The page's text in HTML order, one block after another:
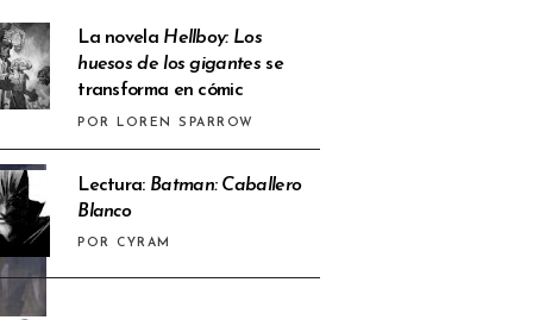
La novela Hellboy: Los
huesos de los gigantesse
transforma en cómic
POR LOREN SPARROW
Lectura: Batman: Caballero
Blanco
POR CYRAM